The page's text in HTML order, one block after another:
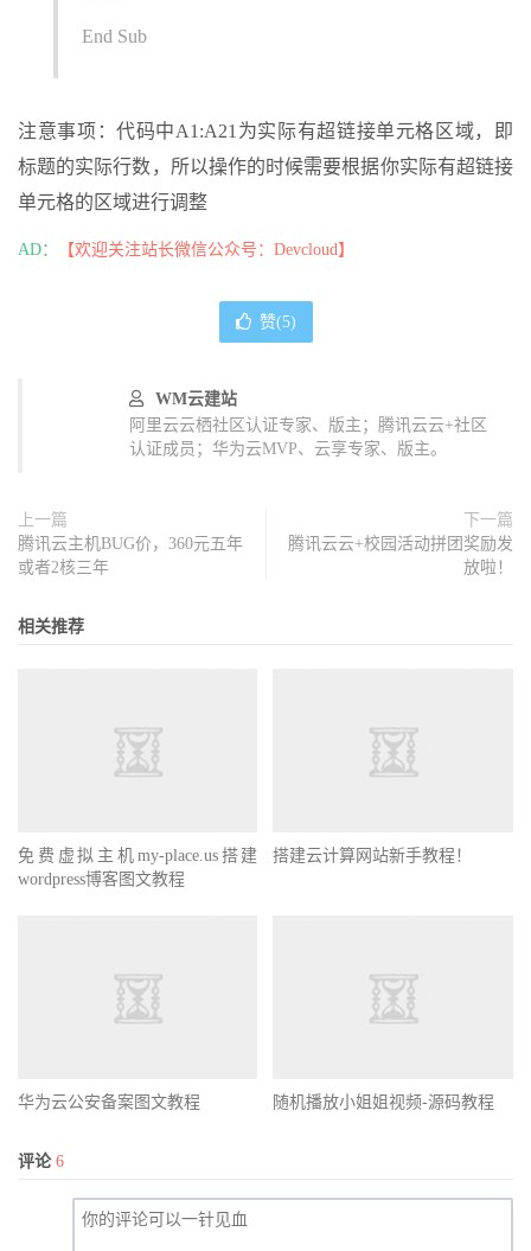
End Sub
注意事项：代码中A1:A21为实际有超链接单元格区域，即
标题的实际行数，所以操作的时候需要根据你实际有超链接
单元格的区域进行调整
AD： 【欢迎关注站长微信公众号：Devcloud】
赞(5)
WM云建站
阿里云云栖社区认证专家、版主；腾讯云云+社区
认证成员；华为云MVP、云享专家、版主。
上一篇
腾讯云主机BUG价，360元五年
或者2核三年
下一篇
腾讯云云+校园活动拼团奖励发
放啦！
相关推荐
免费虚拟主机my-place.us搭建
wordpress博客图文教程
搭建云计算网站新手教程！
华为云公安备案图文教程 随机播放小姐姐视频-源码教程
评论 6